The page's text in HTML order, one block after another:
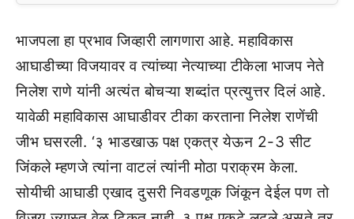
भाजपला हा प्रभाव जिव्हारी लागणारा आहे. महाविकास
आघाडीच्या विजयावर व त्यांच्या नेत्याच्या टीकेला भाजप नेते
निलेश राणे यांनी अत्यंत बोचऱ्या शब्दांत प्रत्युत्तर दिलं आहे.
यावेळी महाविकास आघाडीवर टीका करताना निलेश राणेंची
जीभ घसरली. ‘३ भाडखाऊ पक्ष एकत्र येऊन 2-3 सीट
जिंकले म्हणजे त्यांना वाटलं त्यांनी मोठा पराक्रम केला.
सोयीची आघाडी एखाद दुसरी निवडणूक जिंकून देईल पण तो